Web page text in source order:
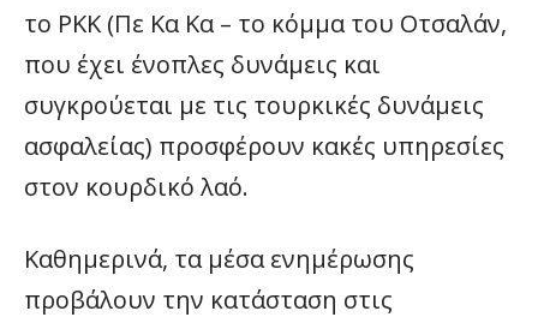
το PKK (Πε Κα Κα – το κόμμα του Οτσαλάν,
που έχει ένοπλες δυνάμεις και
συγκρούεται με τις τουρκικές δυνάμεις
ασφαλείας) προσφέρουν κακές υπηρεσίες
στον κουρδικό λαό.
Καθημερινά, τα μέσα ενημέρωσης
προβάλουν την κατάσταση στις